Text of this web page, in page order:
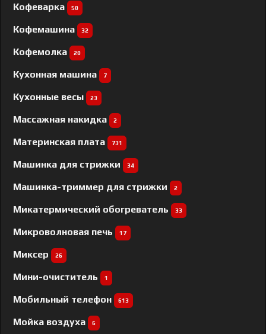
Кофеварка 50
Кофемашина 32
Кофемолка 20
Кухонная машина 7
Кухонные весы 23
Массажная накидка 2
Материнская плата 731
Машинка для стрижки 34
Машинка-триммер для стрижки 2
Микатермический обогреватель 33
Микроволновая печь 17
Миксер 26
Мини-очиститель 1
Мобильный телефон 613
Мойка воздуха 6